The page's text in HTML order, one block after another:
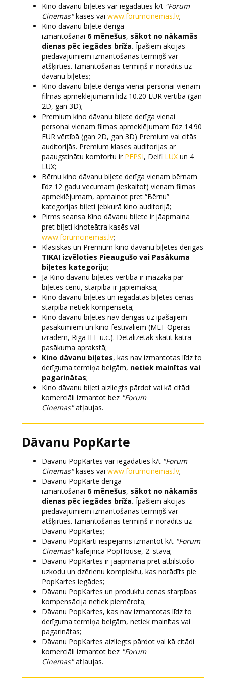
Kino dāvanu biļetes var iegādāties k/t "Forum
Cinemas"kasēs vai www.forumcinemas.lv;
Kino dāvanu biļete derīga
izmantošanai 6 mēnešus, sākot no nākamās
dienas pēc iegādes brīža. Īpašiem akcijas
piedāvājumiem izmantošanas termiņš var
atšķirties. Izmantošanas termiņš ir norādīts uz
dāvanu biļetes;
Kino dāvanu biļete derīga vienai personai vienam
filmas apmeklējumam līdz 10.20 EUR vērtībā (gan
2D, gan 3D);
Premium kino dāvanu biļete derīga vienai
personai vienam filmas apmeklējumam līdz 14.90
EUR vērtībā (gan 2D, gan 3D) Premium vai citās
auditorijās. Premium klases auditorijas ar
paaugstinātu komfortu ir PEPSI, Delfi LUXun 4
LUX;
Bērnu kino dāvanu biļete derīga vienam bērnam
līdz 12 gadu vecumam (ieskaitot) vienam filmas
apmeklējumam, apmainot pret “Bērnu”
kategorijas biļeti jebkurā kino auditorijā;
Pirms seansa Kino dāvanu biļete ir jāapmaina
pret biļeti kinoteātra kasēs vai
www.forumcinemas.lv;
Klasiskās un Premium kino dāvanu biļetes derīgas
TIKAI izvēloties Pieaugušo vai Pasākuma
biļetes kategoriju;
Ja Kino dāvanu biļetes vērtība ir mazāka par
biļetes cenu, starpība ir jāpiemaksā;
Kino dāvanu biļetes un iegādātās biļetes cenas
starpība netiek kompensēta;
Kino dāvanu biļetes nav derīgas uz īpašajiem
pasākumiem un kino festivāliem (MET Operas
izrādēm, Riga IFF u.c.). Detalizētāk skatīt katra
pasākuma aprakstā;
Kino dāvanu biļetes, kas nav izmantotas līdz to
derīguma termiņa beigām, netiek mainītas vai
pagarinātas;
Kino dāvanu biļeti aizliegts pārdot vai kā citādi
komerciāli izmantot bez "Forum
Cinemas"atļaujas.
Dāvanu PopKarte
Dāvanu PopKartes var iegādāties k/t "Forum
Cinemas"kasēs vai www.forumcinemas.lv;
Dāvanu PopKarte derīga
izmantošanai 6 mēnešus, sākot no nākamās
dienas pēc iegādes brīža. Īpašiem akcijas
piedāvājumiem izmantošanas termiņš var
atšķirties. Izmantošanas termiņš ir norādīts uz
Dāvanu PopKartes;
Dāvanu PopKarti iespējams izmantot k/t "Forum
Cinemas"kafejnīcā PopHouse, 2. stāvā;
Dāvanu PopKartes ir jāapmaina pret atbilstošo
uzkodu un dzērienu komplektu, kas norādīts pie
PopKartes iegādes;
Dāvanu PopKartes un produktu cenas starpības
kompensācija netiek piemērota;
Dāvanu PopKartes, kas nav izmantotas līdz to
derīguma termiņa beigām, netiek mainītas vai
pagarinātas;
Dāvanu PopKartes aizliegts pārdot vai kā citādi
komerciāli izmantot bez "Forum
Cinemas"atļaujas.